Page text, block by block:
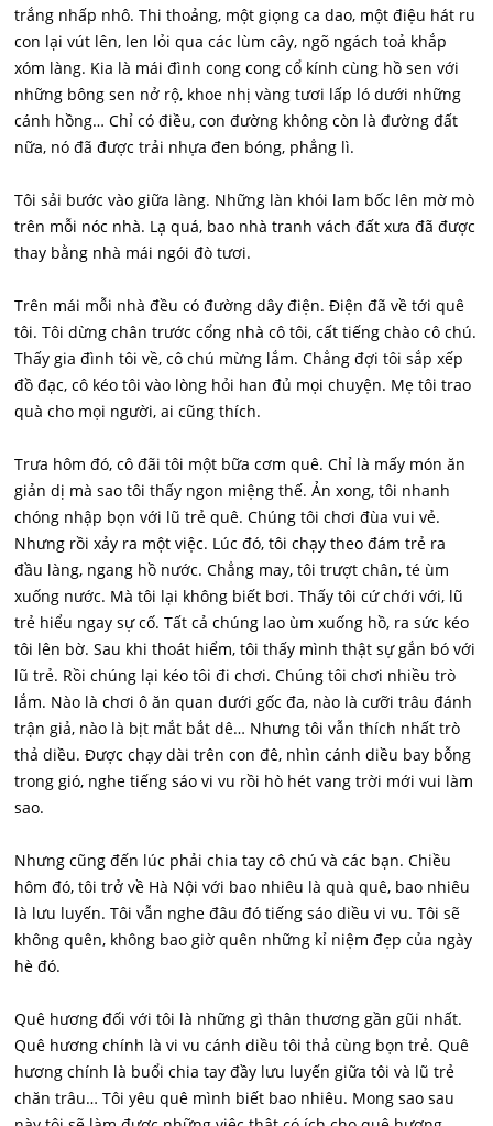
trắng nhấp nhô. Thi thoảng, một giọng ca dao, một điệu hát ru
con lại vút lên, len lỏi qua các lùm cây, ngõ ngách toả khắp
xóm làng. Kia là mái đình cong cong cổ kính cùng hồ sen với
những bông sen nở rộ, khoe nhị vàng tươi lấp ló dưới những
cánh hồng… Chỉ có điều, con đường không còn là đường đất
nữa, nó đã được trải nhựa đen bóng, phẳng lì.
Tôi sải bước vào giữa làng. Những làn khói lam bốc lên mờ mò
trên mỗi nóc nhà. Lạ quá, bao nhà tranh vách đất xưa đã được
thay bằng nhà mái ngói đò tươi.
Trên mái mỗi nhà đều có đường dây điện. Điện đã về tới quê
tôi. Tôi dừng chân trước cổng nhà cô tôi, cất tiếng chào cô chú.
Thấy gia đình tôi về, cô chú mừng lắm. Chẳng đợi tôi sắp xếp
đồ đạc, cô kéo tôi vào lòng hỏi han đủ mọi chuyện. Mẹ tôi trao
quà cho mọi người, ai cũng thích.
Trưa hôm đó, cô đãi tôi một bữa cơm quê. Chỉ là mấy món ăn
giản dị mà sao tôi thấy ngon miệng thế. Ản xong, tôi nhanh
chóng nhập bọn với lũ trẻ quê. Chúng tôi chơi đùa vui vẻ.
Nhưng rồi xảy ra một việc. Lúc đó, tôi chạy theo đám trẻ ra
đầu làng, ngang hồ nước. Chẳng may, tôi trượt chân, té ùm
xuống nước. Mà tôi lại không biết bơi. Thấy tôi cứ chới với, lũ
trẻ hiểu ngay sự cố. Tất cả chúng lao ùm xuống hồ, ra sức kéo
tôi lên bờ. Sau khi thoát hiểm, tôi thấy mình thật sự gắn bó với
lũ trẻ. Rồi chúng lại kéo tôi đi chơi. Chúng tôi chơi nhiều trò
lắm. Nào là chơi ô ăn quan dưới gốc đa, nào là cưỡi trâu đánh
trận giả, nào là bịt mắt bắt dê… Nhưng tôi vẫn thích nhất trò
thả diều. Được chạy dài trên con đê, nhìn cánh diều bay bỗng
trong gió, nghe tiếng sáo vi vu rồi hò hét vang trời mới vui làm
sao.
Nhưng cũng đến lúc phải chia tay cô chú và các bạn. Chiều
hôm đó, tôi trở về Hà Nội với bao nhiêu là quà quê, bao nhiêu
là lưu luyến. Tôi vẫn nghe đâu đó tiếng sáo diều vi vu. Tôi sẽ
không quên, không bao giờ quên những kỉ niệm đẹp của ngày
hè đó.
Quê hương đối với tôi là những gì thân thương gần gũi nhất.
Quê hương chính là vi vu cánh diều tôi thả cùng bọn trẻ. Quê
hương chính là buổi chia tay đầy lưu luyến giữa tôi và lũ trẻ
chăn trâu… Tôi yêu quê mình biết bao nhiêu. Mong sao sau